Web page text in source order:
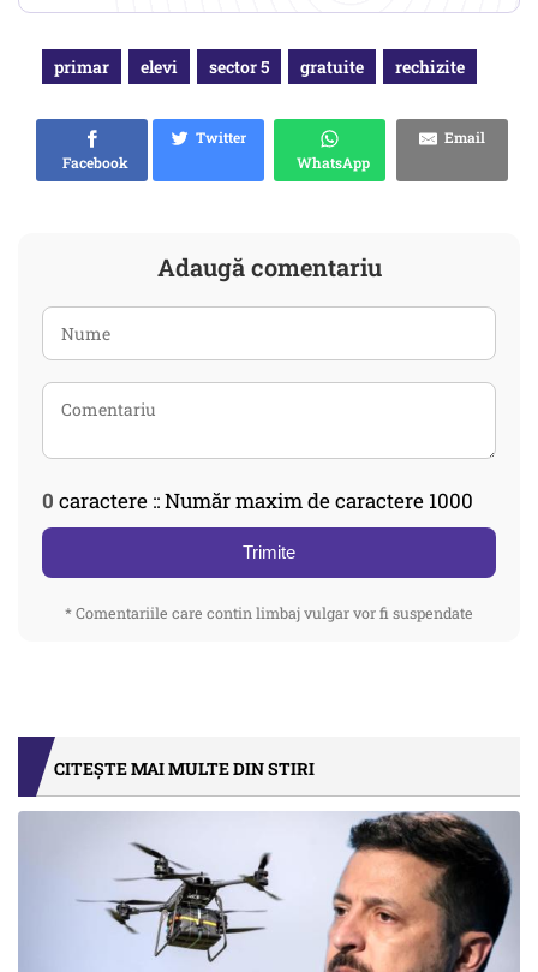
primar elevi sector 5 gratuite rechizite
Facebook
Twitter
WhatsApp
Email
Adaugă comentariu
0 caractere :: Număr maxim de caractere 1000
Trimite
* Comentariile care contin limbaj vulgar vor fi suspendate
CITEȘTE MAI MULTE DIN STIRI